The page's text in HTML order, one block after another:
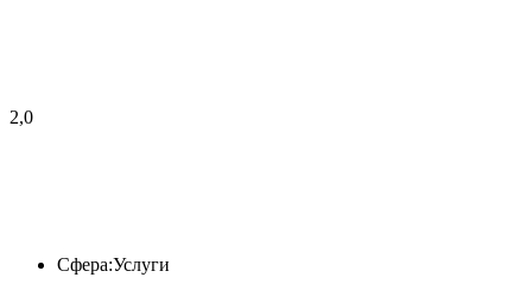
2,0
Сфера:Услуги